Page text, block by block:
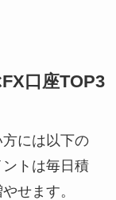
口座TOP3
には以下の
トは毎日積
せます。